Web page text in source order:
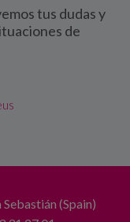
tus dudas y
de
(Spain)